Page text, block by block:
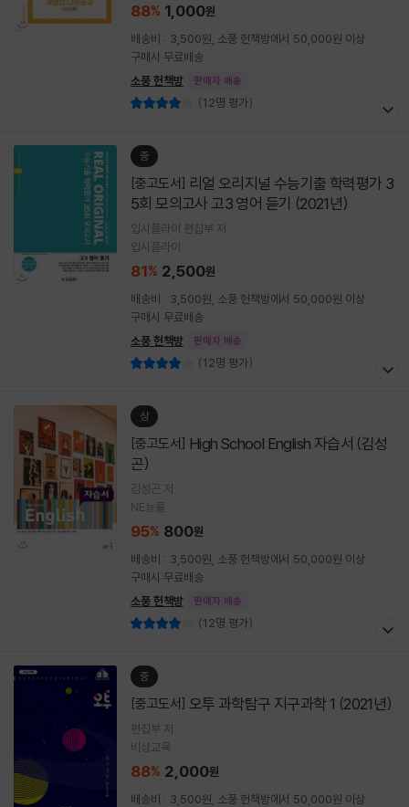
88% 1,000원
배송비 : 3,500원, 소풍 헌책방에서 50,000원 이상
구매시 무료배송
소풍 헌책방
판매자 배송
(12명 평가)
중
[중고도서]
5회 모의고사 고3 영어 듣기 (2021년)
입시플라이 편집부 저
입시플라이
81% 2,500원
배송비 : 3,500원, 소풍 헌책방에서 50,000원 이상
구매시 무료배송
소풍 헌책방
판매자 배송
(12명 평가)
상
[중고도서]
곤)
김성곤 저
NE능률
95% 800원
배송비 : 3,500원, 소풍 헌책방에서 50,000원 이상
구매시 무료배송
소풍 헌책방
판매자 배송
(12명 평가)
중
[중고도서] 오투 과학탐구 지구과학 1 (2021년)
편집부 저
비상교육
88% 2,000원
배송비 : 3,500원, 소풍 헌책방에서 50,000원 이상